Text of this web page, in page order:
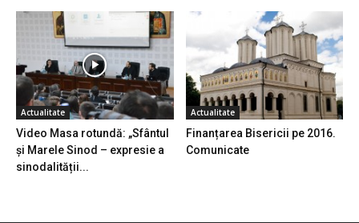
Actualitate
Video Masa rotundă: „Sfântul
și Marele Sinod – expresie a
sinodalității...
Actualitate
Finanțarea Bisericii pe 2016.
Comunicate